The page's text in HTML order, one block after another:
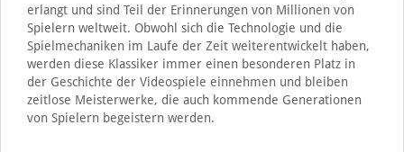
erlangt und sind Teil der Erinnerungen von Millionen von
Spielern weltweit. Obwohl sich die Technologie und die
Spielmechaniken im Laufe der Zeit weiterentwickelt haben,
werden diese Klassiker immer einen besonderen Platz in
der Geschichte der Videospiele einnehmen und bleiben
zeitlose Meisterwerke, die auch kommende Generationen
von Spielern begeistern werden.